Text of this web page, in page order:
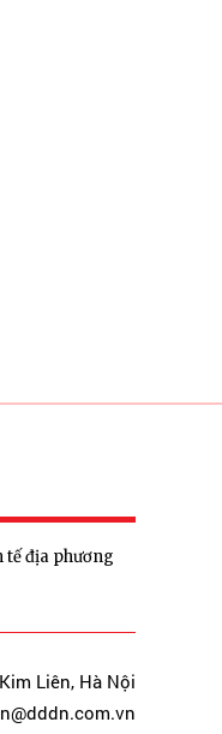
tế địa phương
Liên, Hà Nội